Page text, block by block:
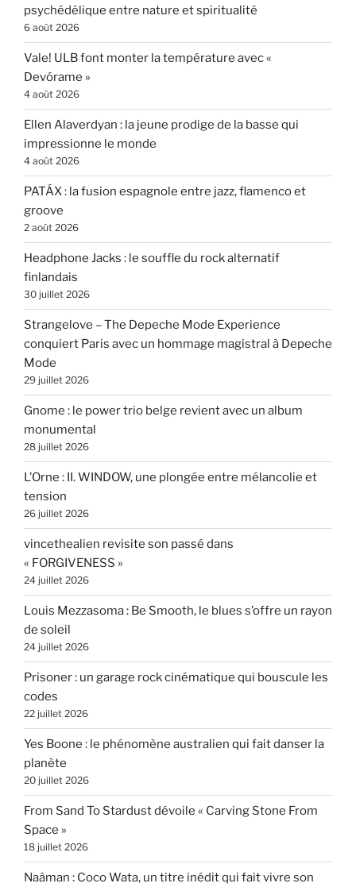
psychédélique entre nature et spiritualité
6 août 2026
Vale! ULB font monter la température avec «
Devórame »
4 août 2026
Ellen Alaverdyan : la jeune prodige de la basse qui
impressionne le monde
4 août 2026
PATÁX : la fusion espagnole entre jazz, flamenco et
groove
2 août 2026
Headphone Jacks : le souffle du rock alternatif
finlandais
30 juillet 2026
Strangelove – The Depeche Mode Experience
conquiert Paris avec un hommage magistral à Depeche
Mode
29 juillet 2026
Gnome : le power trio belge revient avec un album
monumental
28 juillet 2026
L’Orne : II. WINDOW, une plongée entre mélancolie et
tension
26 juillet 2026
vincethealien revisite son passé dans
« FORGIVENESS »
24 juillet 2026
Louis Mezzasoma : Be Smooth, le blues s’offre un rayon
de soleil
24 juillet 2026
Prisoner : un garage rock cinématique qui bouscule les
codes
22 juillet 2026
Yes Boone : le phénomène australien qui fait danser la
planète
20 juillet 2026
From Sand To Stardust dévoile « Carving Stone From
Space »
18 juillet 2026
Naâman : Coco Wata, un titre inédit qui fait vivre son